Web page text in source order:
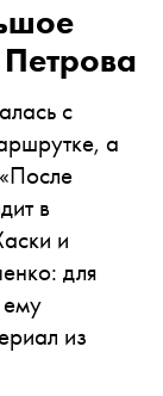
с
а
в
и
для
из